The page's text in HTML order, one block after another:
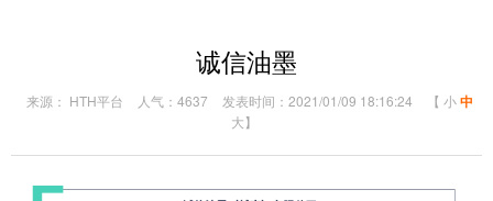
诚信油墨
来源： HTH平台 人气：4637 发表时间：2021/01/09 18:16:24 【 小 中
大】